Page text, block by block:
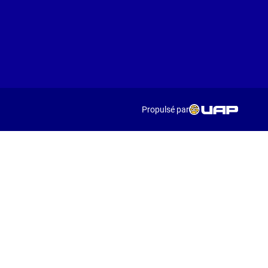
Propulsé par